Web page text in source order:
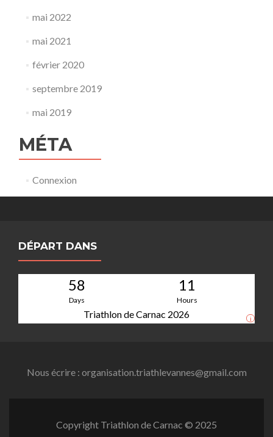
mai 2022
mai 2021
février 2020
septembre 2019
mai 2019
MÉTA
Connexion
DÉPART DANS
58
Days
11
Hours
Triathlon de Carnac 2026 i
Nous écrire : organisation.triathlevannes@gmail.com
Copyright Triathlon de Carnac © 2025